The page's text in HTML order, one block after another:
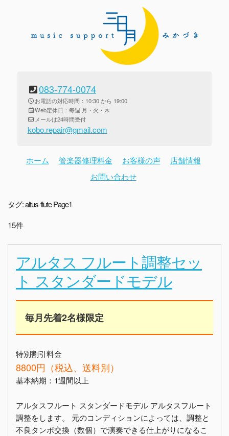
083-774-0074
お電話の対応時間：10:30 から 19:00
Web定休日：毎週 月・火・木
メールは24時間受付
kobo.repair@gmail.com
ホーム 管楽器修理料金 お客様の声
店舗情報
お問い合わせ
タグ:altus-flutePage1
15件
アルタス フルート調整セッ
ト スタンダードモデル
毎月先着2名様限定
特別割引料金
8800円（税込、送料別）
基本納期：1週間以上
アルタスフルート スタンダードモデル アルタスフルート
調整をします。 元のコンディションによっては、調整と
不良タンポ交換（数個）で演奏できる仕上がりになるこ